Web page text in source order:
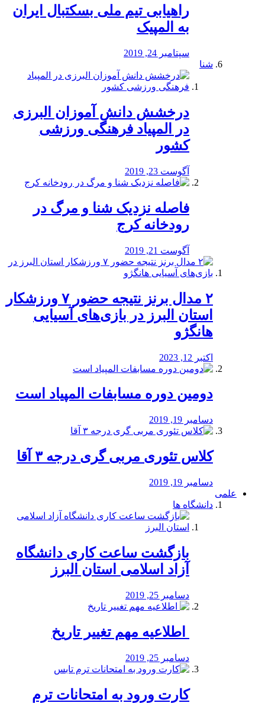
راهیابی تیم ملی بسکتبال ایران
به المپیک
سپتامبر 24, 2019
شنا
درخشش دانش آموزان البرزی
در المپیاد فرهنگی ورزشی
کشور
آگوست 23, 2019
️فاصله نزدیک شنا و مرگ در
رودخانه کرج
آگوست 21, 2019
۲ مدال برنز نتیجه حضور ۷ ورزشکار
استان البرز در بازی‌های آسیایی
هانگژو
اکتبر 12, 2023
دومین دوره مسابفات المپیاد است
دسامبر 19, 2019
کلاس تئوری مربی گری درجه ۳ آقا
دسامبر 19, 2019
علمی
دانشگاه ها
بازگشت ساعت کاری دانشگاه
آزاد اسلامی استان البرز
دسامبر 25, 2019
️ اطلاعیه مهم تغییر تاریخ
دسامبر 25, 2019
کارت ورود به امتحانات ترم